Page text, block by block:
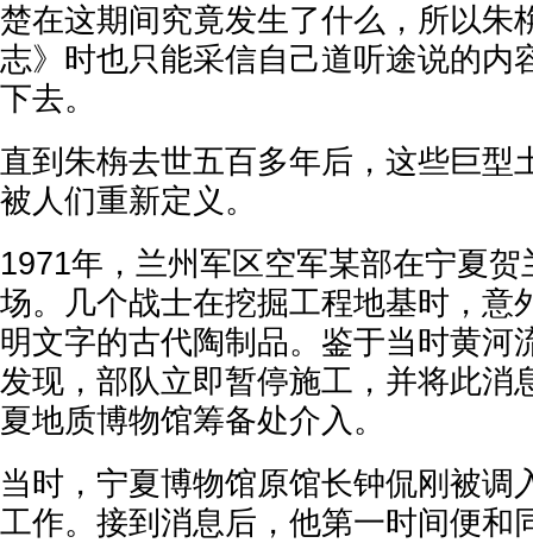
楚在这期间究竟发生了什么，所以朱
志》时也只能采信自己道听途说的内
下去。
直到朱栴去世五百多年后，这些巨型
被人们重新定义。
1971年，兰州军区空军某部在宁夏
场。几个战士在挖掘工程地基时，意
明文字的古代陶制品。鉴于当时黄河
发现，部队立即暂停施工，并将此消
夏地质博物馆筹备处介入。
当时，宁夏博物馆原馆长钟侃刚被调
工作。接到消息后，他第一时间便和